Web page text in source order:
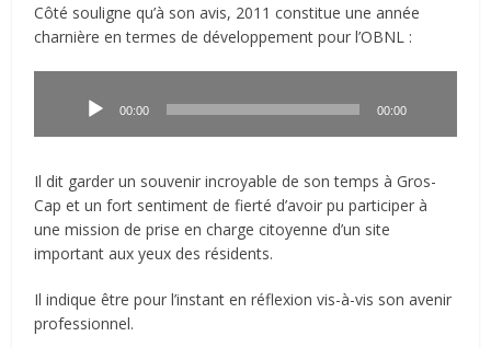
Côté souligne qu’à son avis, 2011 constitue une année
charnière en termes de développement pour l’OBNL :
00:00 00:00
Il dit garder un souvenir incroyable de son temps à Gros-
Cap et un fort sentiment de fierté d’avoir pu participer à
une mission de prise en charge citoyenne d’un site
important aux yeux des résidents.
Il indique être pour l’instant en réflexion vis-à-vis son avenir
professionnel.